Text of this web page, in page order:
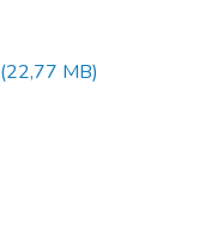
(22,77 MB)